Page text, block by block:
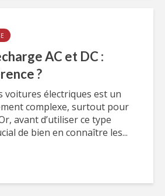
AC et DC :
?
voitures électriques est un
complexe, surtout pour
avant d’utiliser ce type
de bien en connaître les...